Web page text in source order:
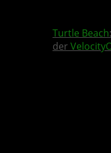
Turtle Beach
der